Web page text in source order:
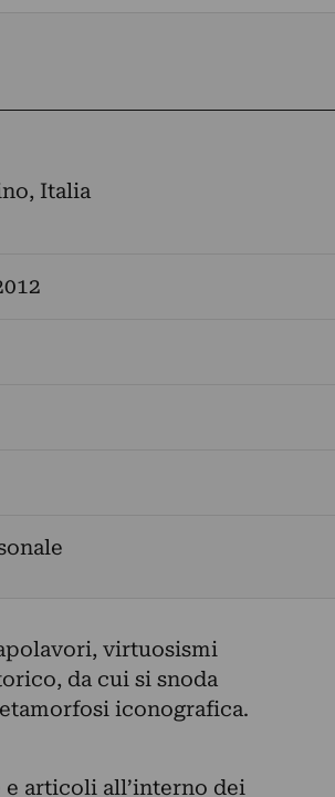
Italia
virtuosismi
da cui si snoda
iconografica.
articoli all’interno dei